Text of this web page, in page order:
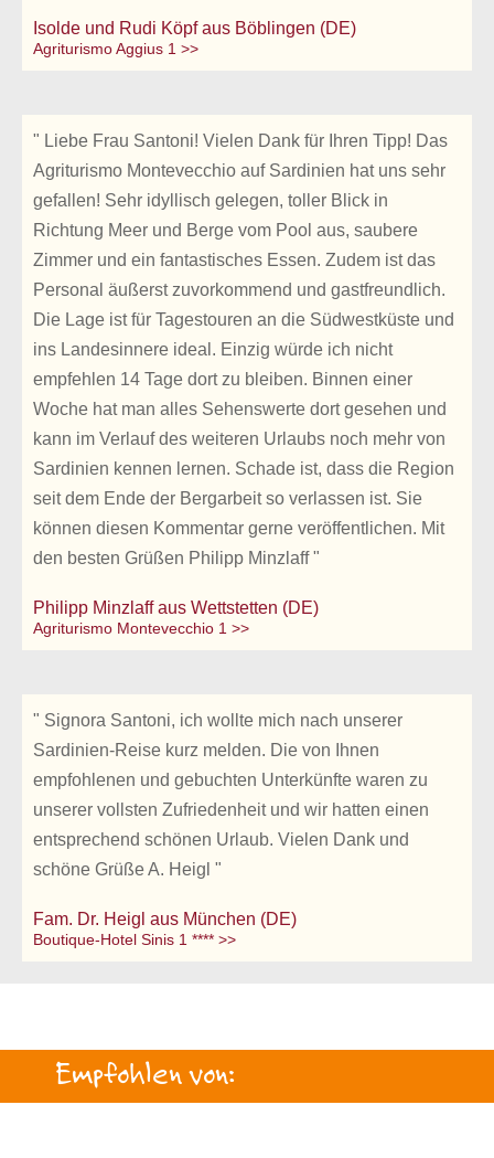
Isolde und Rudi Köpf aus Böblingen (DE)
Agriturismo Aggius 1 >>
" Liebe Frau Santoni! Vielen Dank für Ihren Tipp! Das
Agriturismo Montevecchio auf Sardinien hat uns sehr
gefallen! Sehr idyllisch gelegen, toller Blick in
Richtung Meer und Berge vom Pool aus, saubere
Zimmer und ein fantastisches Essen. Zudem ist das
Personal äußerst zuvorkommend und gastfreundlich.
Die Lage ist für Tagestouren an die Südwestküste und
ins Landesinnere ideal. Einzig würde ich nicht
empfehlen 14 Tage dort zu bleiben. Binnen einer
Woche hat man alles Sehenswerte dort gesehen und
kann im Verlauf des weiteren Urlaubs noch mehr von
Sardinien kennen lernen. Schade ist, dass die Region
seit dem Ende der Bergarbeit so verlassen ist. Sie
können diesen Kommentar gerne veröffentlichen. Mit
den besten Grüßen Philipp Minzlaff "
Philipp Minzlaff aus Wettstetten (DE)
Agriturismo Montevecchio 1 >>
" Signora Santoni, ich wollte mich nach unserer
Sardinien-Reise kurz melden. Die von Ihnen
empfohlenen und gebuchten Unterkünfte waren zu
unserer vollsten Zufriedenheit und wir hatten einen
entsprechend schönen Urlaub. Vielen Dank und
schöne Grüße A. Heigl "
Fam. Dr. Heigl aus München (DE)
Boutique-Hotel Sinis 1 **** >>
Empfohlen von: